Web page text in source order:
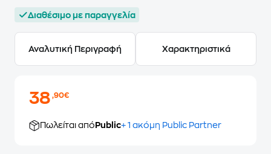
Διαθέσιμο με παραγγελία
Αναλυτική Περιγραφή Χαρακτηριστικά
38,90€
Πωλείται από Public+ 1 ακόμη Public Partner